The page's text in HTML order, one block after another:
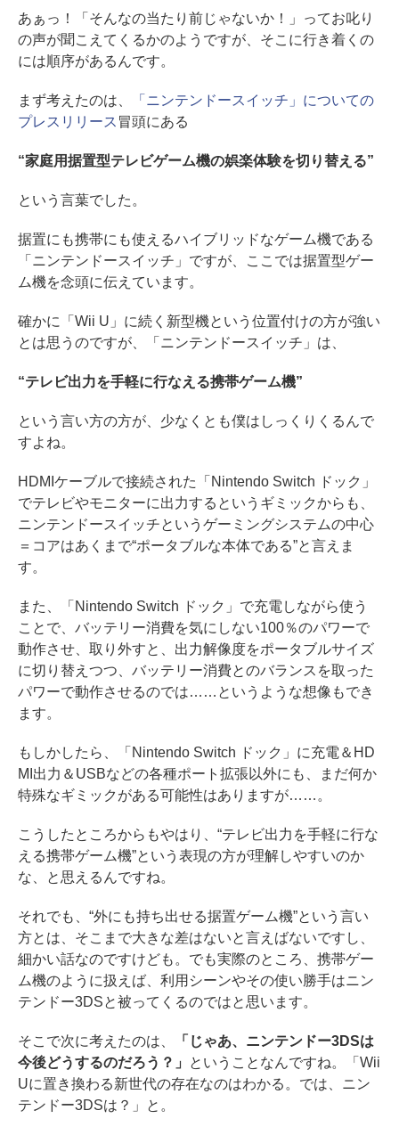
あぁっ！「そんなの当たり前じゃないか！」ってお叱り
の声が聞こえてくるかのようですが、そこに行き着くの
には順序があるんです。
まず考えたのは、
「ニンテンドースイッチ」についての
プレスリリース 冒頭にある
“家庭用据置型テレビゲーム機の娯楽体験を切り替える”
という言葉でした。
据置にも携帯にも使えるハイブリッドなゲーム機である
「ニンテンドースイッチ」ですが、ここでは据置型ゲー
ム機を念頭に伝えています。
確かに「Wii U」に続く新型機という位置付けの方が強い
とは思うのですが、「ニンテンドースイッチ」は、
“テレビ出力を手軽に行なえる携帯ゲーム機”
という言い方の方が、少なくとも僕はしっくりくるんで
すよね。
HDMIケーブルで接続された「Nintendo Switch ドック」
でテレビやモニターに出力するというギミックからも、
ニンテンドースイッチというゲーミングシステムの中心
＝コアはあくまで“ポータブルな本体である”と言えま
す。
また、「Nintendo Switch ドック」で充電しながら使う
ことで、バッテリー消費を気にしない100％のパワーで
動作させ、取り外すと、出力解像度をポータブルサイズ
に切り替えつつ、バッテリー消費とのバランスを取った
パワーで動作させるのでは……というような想像もでき
ます。
もしかしたら、「Nintendo Switch ドック」に充電＆HD
MI出力＆USBなどの各種ポート拡張以外にも、まだ何か
特殊なギミックがある可能性はありますが……。
こうしたところからもやはり、“テレビ出力を手軽に行な
える携帯ゲーム機”という表現の方が理解しやすいのか
な、と思えるんですね。
それでも、“外にも持ち出せる据置ゲーム機”という言い
方とは、そこまで大きな差はないと言えばないですし、
細かい話なのですけども。でも実際のところ、携帯ゲー
ム機のように扱えば、利用シーンやその使い勝手はニン
テンドー3DSと被ってくるのではと思います。
そこで次に考えたのは、
「じゃあ、ニンテンドー3DSは
今後どうするのだろう？」
ということなんですね。「Wii
Uに置き換わる新世代の存在なのはわかる。では、ニン
テンドー3DSは？」と。